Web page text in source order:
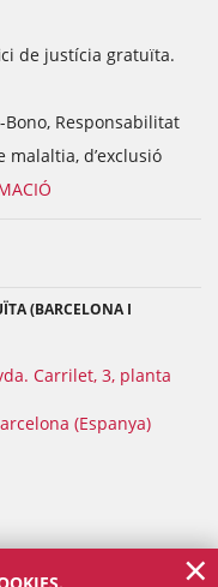
de justícia gratuïta.
Responsabilitat
malaltia, d’exclusió
(BARCELONA I
Carrilet, 3, planta
(Espanya)
×